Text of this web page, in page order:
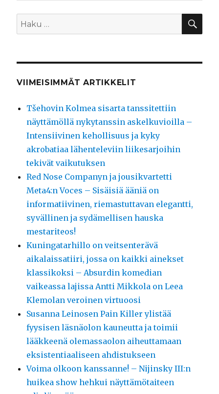
Etsi:
VIIMEISIMMÄT ARTIKKELIT
Tšehovin Kolmea sisarta tanssitettiin
näyttämöllä nykytanssin askelkuvioilla –
Intensiivinen kehollisuus ja kyky
akrobatiaa lähenteleviin liikesarjoihin
tekivät vaikutuksen
Red Nose Companyn ja jousikvartetti
Meta4:n Voces – Sisäisiä ääniä on
informatiivinen, riemastuttavan elegantti,
syvällinen ja sydämellisen hauska
mestariteos!
Kuningatarhillo on veitsenterävä
aikalaissatiiri, jossa on kaikki ainekset
klassikoksi – Absurdin komedian
vaikeassa lajissa Antti Mikkola on Leea
Klemolan veroinen virtuoosi
Susanna Leinosen Pain Killer ylistää
fyysisen läsnäolon kauneutta ja toimii
lääkkeenä olemassaolon aiheuttamaan
eksistentiaaliseen ahdistukseen
Voima olkoon kanssanne! – Nijinsky III:n
huikea show hehkui näyttämötaiteen